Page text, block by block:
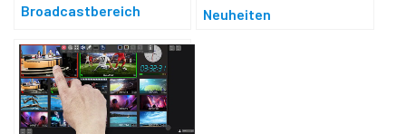
Broadcastbereich
Neuheiten